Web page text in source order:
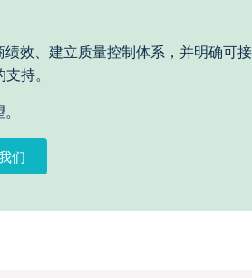
效、建立质量控制体系，并明确可
持。
们